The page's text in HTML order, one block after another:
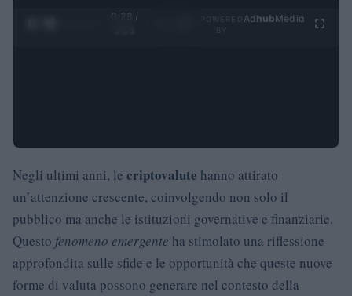
0:29 /
Ad hubMedia
Negli ultimi anni, le criptovalute hanno attirato
un’attenzione crescente, coinvolgendo non solo il
pubblico ma anche le istituzioni governative e finanziarie.
Questo fenomeno emergente ha stimolato una riflessione
approfondita sulle sfide e le opportunità che queste nuove
forme di valuta possono generare nel contesto della